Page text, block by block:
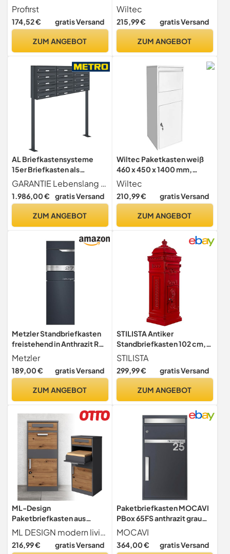
Paketbriefkasten
Zylinderschloß mit 2
Schlüssel verzinktes
inkl. Verankerungsmaterial
Profirst
174,52 € gratis Versand
ZUM ANGEBOT
945 x 270 x 1500 mm,
Standbriefkasten mit 2x6
Fächern, Schlüssel und
Postkasten mit Ständer
Wiltec
215,99 € gratis Versand
ZUM ANGEBOT
AL Briefkastensysteme
15er Briefkasten als
Standbriefkasten, 15 Fach
Briefkastenanlage in
Anthrazitgrau RAL 7016
GARANTIE Lebenslang gegen Durchrostung Liefergarantie für Ersatzteile und Zubehör + entspricht Europäischer Postnorm DIN 13724
1.986,00 € gratis Versand
ZUM ANGEBOT
Wiltec Paketkasten weiß
460 x 450 x 1400 mm,
Paketbox Zuhause, Private
Paketannahme passend für
Pakete der Größe S und L,
Wiltec
210,99 € gratis Versand
ZUM ANGEBOT
Metzler Standbriefkasten
freistehend in Anthrazit RAL
7016 aus Stahl mit
Zeitungsfach -
personalisiertes
rostfreiem V4A Edelstahl |
Montagematerial | Alves
Metzler
189,00 € gratis Versand
ZUM ANGEBOT
STILISTA Antiker
Standbriefkasten 102 cm,
Aluminium, Farbwahl, Rot
STILISTA
299,99 € gratis Versand
ZUM ANGEBOT
ML-Design
Paketbriefkasten aus
verzinktem Stahl in
Anthrazit-Eiche Optik,
50x112x37 cm,
ML DESIGN modern living
216,99 € gratis Versand
Paketbriefkasten MOCAVI
PBox 65FS anthrazit grau
matt mit Personalisierung
Jubiläums Edition Edelstahl
Design-Paketkasten für
MOCAVI
364,00 € gratis Versand